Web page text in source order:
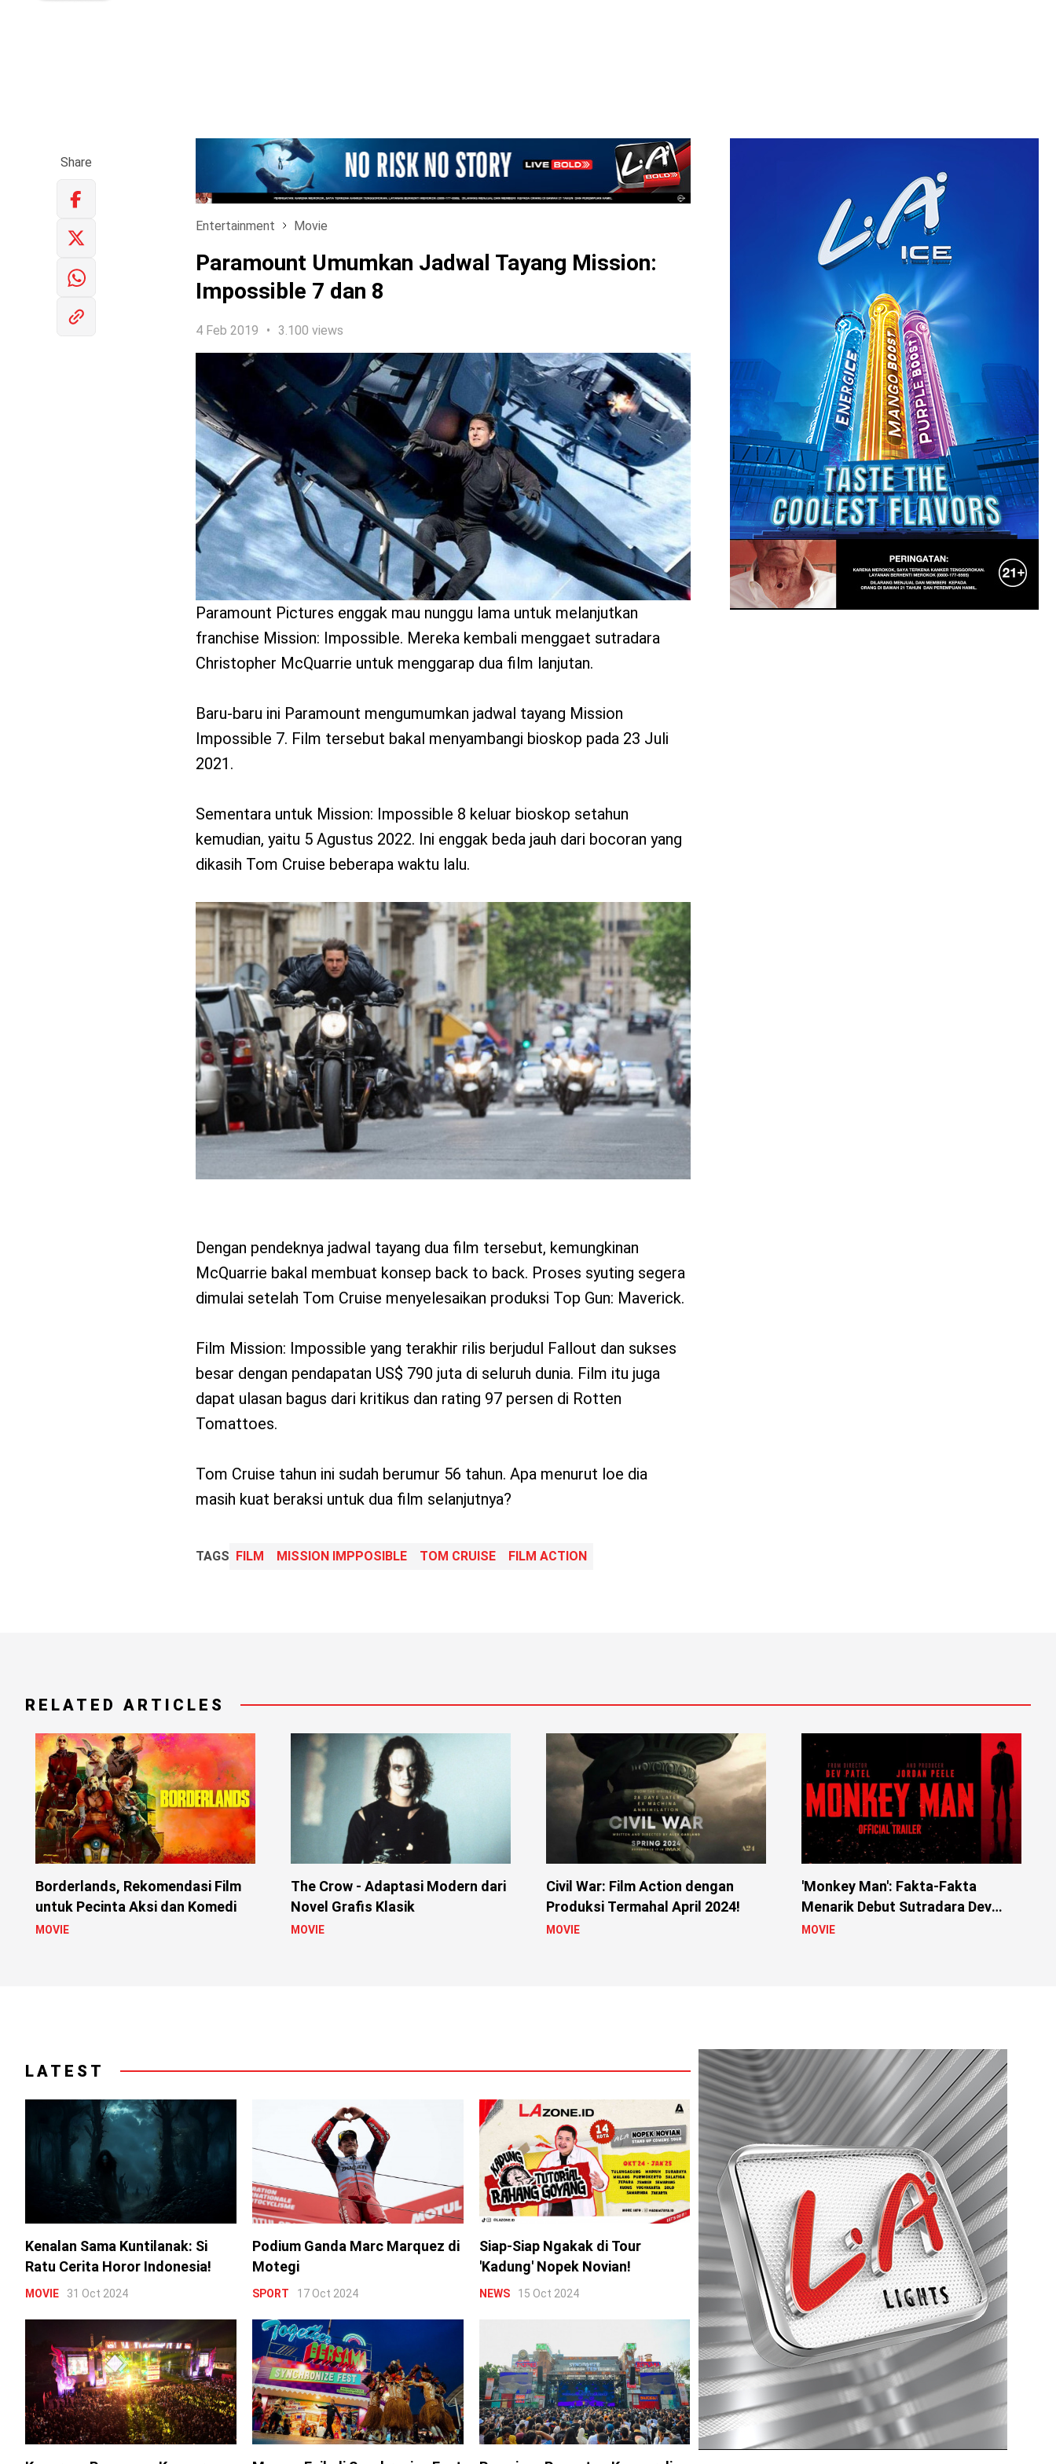
benefit
menarik
Share
Entertainment Movie
Paramount Umumkan Jadwal Tayang Mission:
Impossible 7 dan 8
4 Feb 2019 3.100 views
Paramount Pictures enggak mau nunggu lama untuk melanjutkan
franchise Mission: Impossible. Mereka kembali menggaet sutradara
Christopher McQuarrie untuk menggarap dua film lanjutan.
Baru-baru ini Paramount mengumumkan jadwal tayang Mission
Impossible 7. Film tersebut bakal menyambangi bioskop pada 23 Juli
2021.
Sementara untuk Mission: Impossible 8 keluar bioskop setahun
kemudian, yaitu 5 Agustus 2022. Ini enggak beda jauh dari bocoran yang
dikasih Tom Cruise beberapa waktu lalu.
Dengan pendeknya jadwal tayang dua film tersebut, kemungkinan
McQuarrie bakal membuat konsep back to back. Proses syuting segera
dimulai setelah Tom Cruise menyelesaikan produksi Top Gun: Maverick.
Film Mission: Impossible yang terakhir rilis berjudul Fallout dan sukses
besar dengan pendapatan US$ 790 juta di seluruh dunia. Film itu juga
dapat ulasan bagus dari kritikus dan rating 97 persen di Rotten
Tomattoes.
Tom Cruise tahun ini sudah berumur 56 tahun. Apa menurut loe dia
masih kuat beraksi untuk dua film selanjutnya?
TAGS FILM MISSION IMPPOSIBLE TOM CRUISE FILM ACTION
RELATED ARTICLES
Borderlands, Rekomendasi Film
untuk Pecinta Aksi dan Komedi
MOVIE
The Crow - Adaptasi Modern dari
Novel Grafis Klasik
MOVIE
Civil War: Film Action dengan
Produksi Termahal April 2024!
MOVIE
'Monkey Man': Fakta-Fakta
Menarik Debut Sutradara Dev
Patel
MOVIE
LATEST
Kenalan Sama Kuntilanak: Si
Ratu Cerita Horor Indonesia!
MOVIE 31 Oct 2024
Podium Ganda Marc Marquez di
Motegi
SPORT 17 Oct 2024
Siap-Siap Ngakak di Tour
'Kadung' Nopek Novian!
NEWS 15 Oct 2024